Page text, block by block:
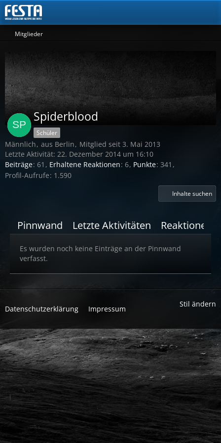
Mitglieder
Spiderblood
Schüler
Männlich aus Berlin
Mitglied seit 3. Mai 2013
Letzte Aktivität: 22. Dezember 2014 um 16:10
Beiträge 61 Erhaltene Reaktionen 6 Punkte 341
Profil-Aufrufe 1.590
Inhalte suchen
Pinnwand Letzte Aktivitäten Reaktionen
Es wurden noch keine Einträge an der Pinnwand
verfasst.
Stil ändern
Datenschutzerklärung Impressum